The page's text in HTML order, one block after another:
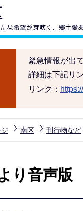
緊急情報が出
詳細は下記リ
リンク：
南区 刊行物など
り音声